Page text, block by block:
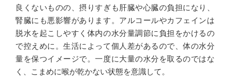
良くないものの、摂りすぎも肝臓や心臓の負担になり、
腎臓にも悪影響があります。アルコールやカフェインは
脱水を起こしやすく体内の水分量調節に負担をかけるの
で控えめに。生活によって個人差があるので、体の水分
量を保つイメージで。一度に大量の水分を取るのではな
く、こまめに喉が乾かない状態を意識して。